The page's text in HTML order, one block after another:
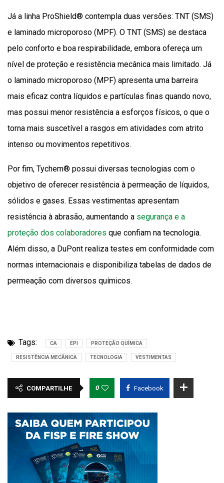
Já a linha ProShield® contempla duas versões: TNT (SMS)
e laminado microporoso (MPF). O TNT (SMS) se destaca
pelo conforto e boa respirabilidade, embora ofereça um
nível de proteção e resistência mecânica mais limitado. Já
o laminado microporoso (MPF) apresenta uma barreira
mais eficaz contra líquidos e partículas finas quando novo,
mas possui menor resistência a esforços físicos, o que o
torna mais suscetível a rasgos em atividades com atrito
intenso ou movimentos repetitivos.
Por fim, Tychem® possui diversas tecnologias com o
objetivo de oferecer resistência à permeação de líquidos,
sólidos e gases. Essas vestimentas apresentam
resistência à abrasão, aumentando a segurança e a
proteção dos colaboradores que confiam na tecnologia.
Além disso, a DuPont realiza testes em conformidade com
normas internacionais e disponibiliza tabelas de dados de
permeação com diversos químicos.
Tags: CA EPI PROTEÇÃO QUÍMICA
RESISTÊNCIA MECÂNICA TECNOLOGIA VESTIMENTAS
COMPARTILHE 0 Facebook